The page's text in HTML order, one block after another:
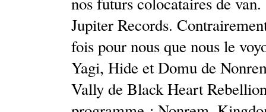
Jupiter Records.
fois pour nous que nous le
Yagi, Hide et Domu de
Vally de Black Heart